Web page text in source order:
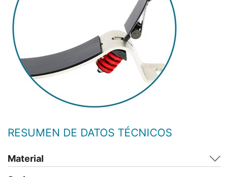
RESUMEN DE DATOS TÉCNICOS
Material